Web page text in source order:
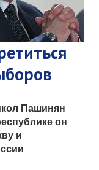
Пашинян
он
и